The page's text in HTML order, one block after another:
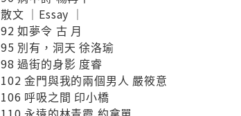
散文 ｜Essay ｜
92 如夢令 古 月
95 別有，洞天 徐洛瑜​
98 過街的身影 度睿
102 金門與我的兩個男人 嚴筱意
106 呼吸之間 印小橋